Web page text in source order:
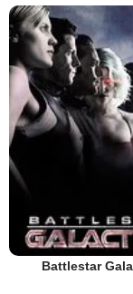
Battlestar